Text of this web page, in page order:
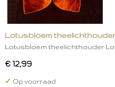
Lotusbloem
Lotusbloem theelichthouder
€ 12,99
✓ Op voorraad